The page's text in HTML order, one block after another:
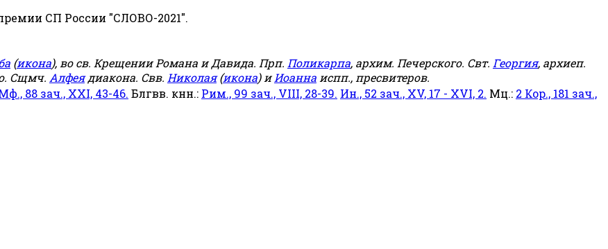
СП России "СЛОВО-2021".
(икона), во св. Крещении Романа и Давида. Прп. Поликарпа, архим. Печерского. Свт. Георгия, архиеп.
Сщмч. Алфеядиакона. Свв. Николая(икона) иИоанна испп., пресвитеров.
88 зач., XXI, 43-46. Блгвв. кнн.: Рим., 99 зач., VIII, 28-39. Ин., 52 зач., XV, 17 - XVI, 2. Мц.: 2 Кор., 181 зач.,